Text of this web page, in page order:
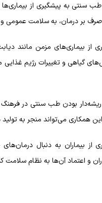
سنتی به پیشگیری از
بر درمان، به سلامت عمومی و
از بیماری‌های مزمن مانند
گیاهی و تغییرات رژیم غذایی
بودن طب سنتی در
همکاری می‌تواند منجر به
از بیماران به دنبال
و اعتماد آن‌ها به نظام سلامت